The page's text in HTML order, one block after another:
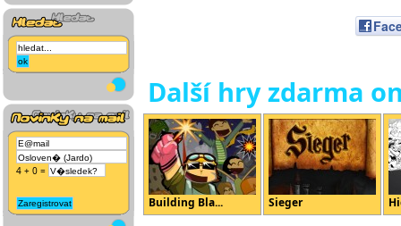
4 + 0 =
Další hry zdarma
Building Bla... Sieger